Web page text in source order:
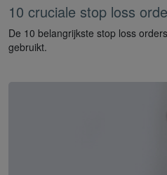
10 cruciale stop loss
De 10 belangrijkste stop loss
gebruikt.